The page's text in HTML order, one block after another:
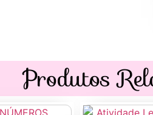
Produtos